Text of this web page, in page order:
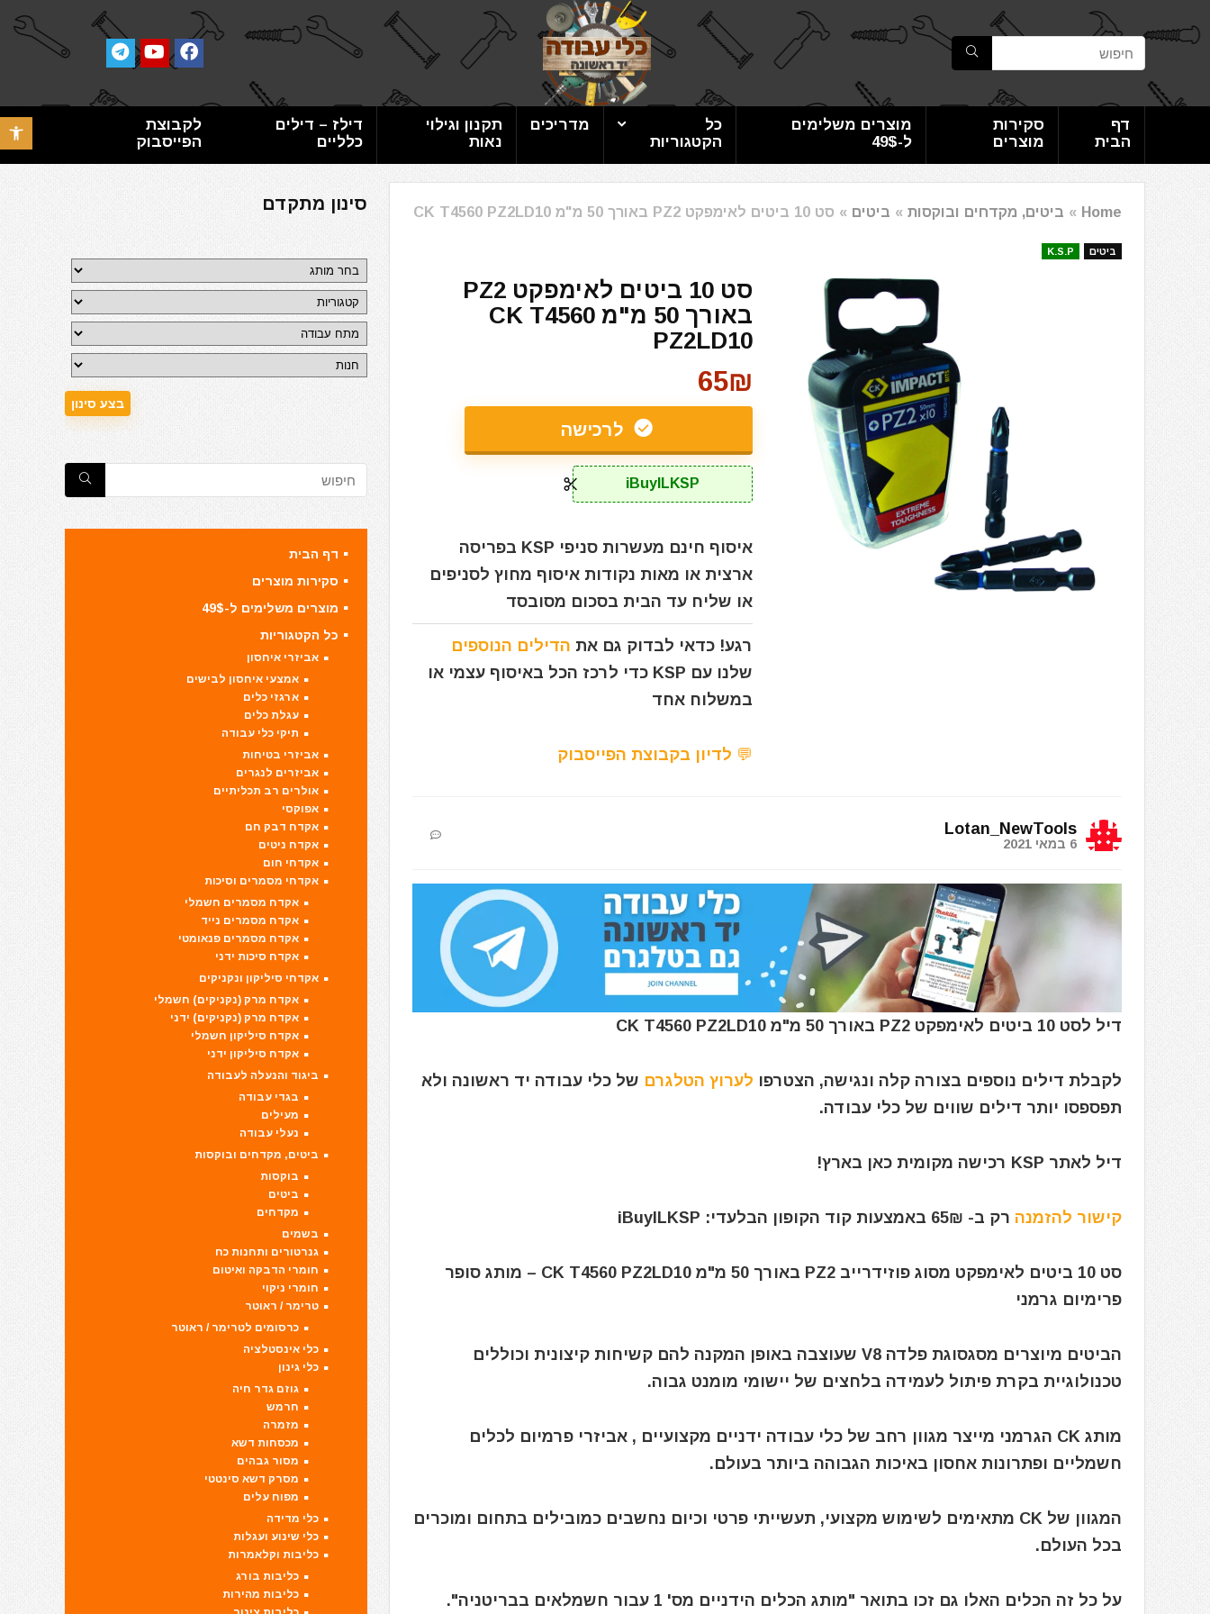
פתח
דף
הבית
סקירות
מוצרים
מוצרים משלימים
ל-49$
כל
הקטגוריות
מדריכים
תקנון וגילוי
נאות
דילז – דילים
כלליים
לקבוצת
הפייסבוק
Home
» ביטים, מקדחים ובוקסות » ביטים » סט 10 ביטים לאימפקט PZ2 באורך 50 מ"מ CK T4560 PZ2LD10
ביטים K.S.P
סט 10 ביטים לאימפקט PZ2
באורך 50 מ"מ CK T4560
PZ2LD10
65₪
לרכישה
iBuyILKSP
איסוף חינם מעשרות סניפי KSP בפריסה
ארצית או מאות נקודות איסוף מחוץ לסניפים
או שליח עד הבית בסכום מסובסד
רגע! כדאי לבדוק גם את הדילים הנוספים
שלנו עם KSP כדי לרכז הכל באיסוף עצמי או
במשלוח אחד
💬 לדיון בקבוצת הפייסבוק
Lotan_NewTools
6 במאי 2021
דיל לסט 10 ביטים לאימפקט PZ2 באורך 50 מ"מ CK T4560 PZ2LD10
לקבלת דילים נוספים בצורה קלה ונגישה, הצטרפו לערוץ הטלגרם של כלי עבודה יד ראשונה ולא
תפספסו יותר דילים שווים של כלי עבודה.
דיל לאתר KSP רכישה מקומית כאן בארץ!
קישור להזמנה רק ב- 65₪ באמצעות קוד הקופון הבלעדי: iBuyILKSP
סט 10 ביטים לאימפקט מסוג פוזידרייב PZ2 באורך 50 מ"מ CK T4560 PZ2LD10 – מותג סופר
פרימיום גרמני
הביטים מיוצרים מסגסוגת פלדה V8 שעוצבה באופן המקנה להם קשיחות קיצונית וכוללים
טכנולוגיית בקרת פיתול לעמידה בלחצים של יישומי מומנט גבוה.
מותג CK הגרמני מייצר מגוון רחב של כלי עבודה ידניים מקצועיים , אביזרי פרמיום לכלים
חשמליים ופתרונות אחסון באיכות הגבוהה ביותר בעולם.
המגוון של CK מתאימים לשימוש מקצועי, תעשייתי פרטי וכיום נחשבים כמובילים בתחום ומוכרים
בכל העולם.
על כל זה הכלים האלו גם זכו בתואר "מותג הכלים הידניים מס' 1 עבור חשמלאים בבריטניה".
סינון מתקדם
דף הבית
סקירות מוצרים
מוצרים משלימים ל-49$
כל הקטגוריות
אביזרי איחסון
אמצעי איחסון לבישים
ארגזי כלים
עגלת כלים
תיקי כלי עבודה
אביזרי בטיחות
אביזרים לנגרים
אולרים רב תכליתיים
אפוקסי
אקדח דבק חם
אקדח ניטים
אקדחי חום
אקדחי מסמרים וסיכות
אקדח מסמרים חשמלי
אקדח מסמרים נייד
אקדח מסמרים פנאומטי
אקדח סיכות ידני
אקדחי סיליקון ונקניקים
אקדח מרק (נקניקים) חשמלי
אקדח מרק (נקניקים) ידני
אקדח סיליקון חשמלי
אקדח סיליקון ידני
ביגוד והנעלה לעבודה
בגדי עבודה
מעילים
נעלי עבודה
ביטים, מקדחים ובוקסות
בוקסות
ביטים
מקדחים
בשמים
גנרטורים ותחנות כח
חומרי הדבקה ואיטום
חומרי ניקוי
טרימר / ראוטר
כרסומים לטרימר / ראוטר
כלי אינסטלציה
כלי גינון
גוזם גדר חיה
חרמש
מזמרה
מכסחות דשא
מסור גבהים
מסרק דשא סינטטי
מפוח עלים
כלי מדידה
כלי שינוע ועגלות
כליבות וקלאמרות
כליבות בורג
כליבות מהירות